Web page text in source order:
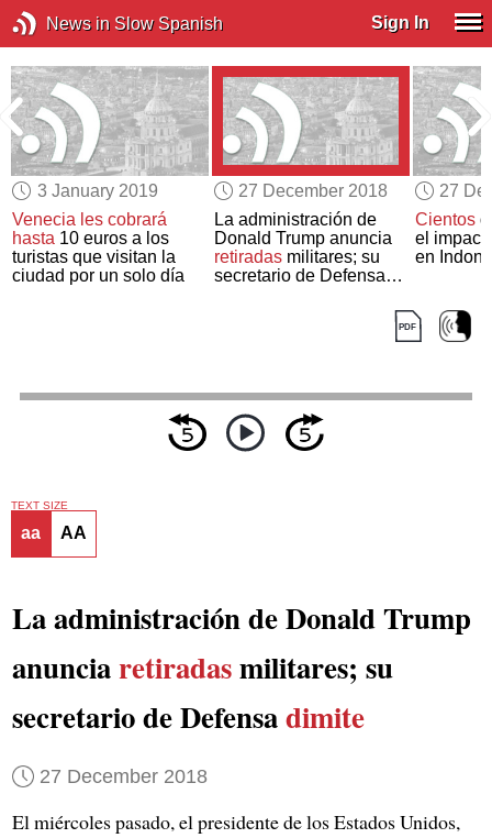
News in Slow Spanish Sign In
3 January 2019
Venecia les cobrará
hasta 10 euros a los
turistas que visitan la
ciudad por un solo día
27 December 2018
La administración de
Donald Trump anuncia
retiradasmilitares; su
secretario de Defensa
27
Cientos
el
en
TEXT SIZE
aa AA
La administración de Donald Trump
anunciaretiradasmilitares; su
secretario de Defensadimite
27 December 2018
El miércoles pasado, el presidente de los Estados Unidos,